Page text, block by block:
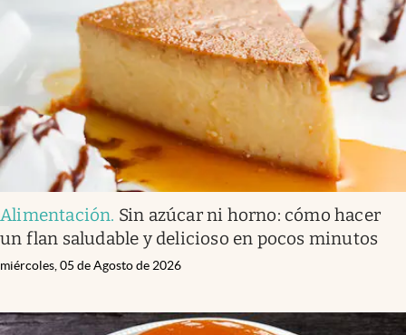
Infotechnology
Clima
Mundial 2026
Eventos Corporativos
El Cronista Studio
Mediakit
abre en nueva pestaña
Argentina
Alimentación. Sin azúcar ni horno: cómo hacer
un flan saludable y delicioso en pocos minutos
miércoles, 05 de Agosto de 2026